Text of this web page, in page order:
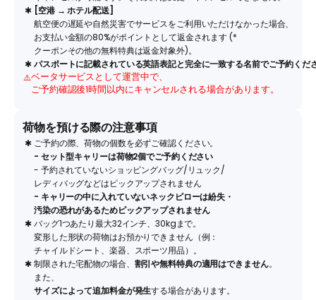
✱ [空港 → ホテル配送]
航空便の遅延や自然災害でサービスをご利用いただけなかった場合、
お支払い金額の80%がポイントとして返金されます (*
クーポンその他の無料特典は返金対象外)。
✱ パスポートに記載されている英語表記と完全に一致する名前でご予約くだ
⚠️ベータサービスとして運営中で、
ご予約確認後1時間以内にキャンセルされる場合があります。
荷物を預ける際の注意事項
✱ ご予約の際、荷物の個数を必ずご確認ください。
- セット型キャリーは荷物2個でご予約ください
- 予約されていないショッピングバッグ/リュック/
レディバッグなどはピックアップされません
- キャリーの中に入れていないネックピローは紛失・
汚染の恐れがあるためピックアップされません
✱ バッグ1つあたり最大32インチ、30kgまで。
変形した形状の荷物はお預かりできません（例：
チャイルドシート、楽器、スポーツ用品）。
✱ 制限された宅配物の場合、 割引や無料特典の適用はできません。
また、
サイズによって追加料金が発生する場合があります。